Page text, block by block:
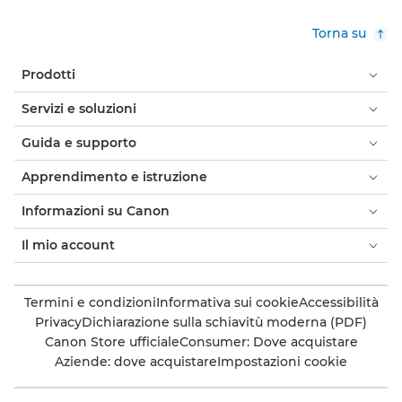
Torna su
Prodotti
Servizi e soluzioni
Guida e supporto
Apprendimento e istruzione
Informazioni su Canon
Il mio account
Termini e condizioniInformativa sui cookieAccessibilità
PrivacyDichiarazione sulla schiavitù moderna (PDF)
Canon Store ufficialeConsumer: Dove acquistare
Aziende: dove acquistareImpostazioni cookie